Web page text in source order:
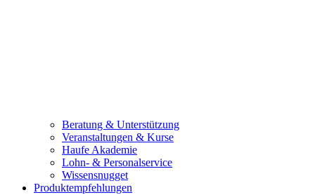
Beratung & Unterstützung
Veranstaltungen & Kurse
Haufe Akademie
Lohn- & Personalservice
Wissensnugget
Produktempfehlungen